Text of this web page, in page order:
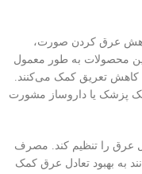
عرق کردن صورت،
محصولات به طور معمول
کاهش تعریق کمک می‌کنند.
یک پزشک یا داروساز مشورت
عرق را تنظیم کند. مصرف
به بهبود تعادل عرق کمک